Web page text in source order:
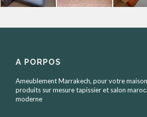
A PORPOS
Ameublement Marrakech, pour votre
produits sur mesure tapissier et salon
moderne